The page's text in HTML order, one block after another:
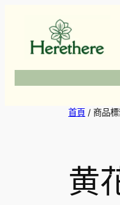
首頁 / 商品
黄